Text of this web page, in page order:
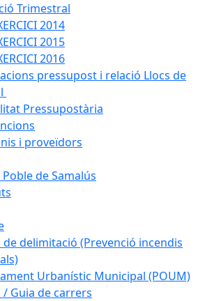
Trimestral
2014
2015
2016
pressupost i relació Llocs de
Pressupostària
i proveïdors
de Samalús
de delimitació (Prevenció incendis
Urbanístic Municipal (POUM)
/ Guia de carrers